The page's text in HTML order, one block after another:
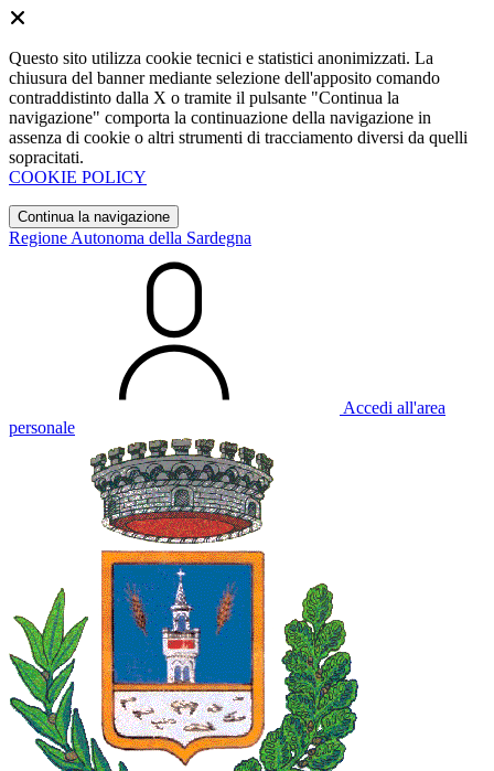
Questo sito utilizza cookie tecnici e statistici anonimizzati. La
chiusura del banner mediante selezione dell'apposito comando
contraddistinto dalla X o tramite il pulsante "Continua la
navigazione" comporta la continuazione della navigazione in
assenza di cookie o altri strumenti di tracciamento diversi da quelli
sopracitati.
COOKIE POLICY
Continua la navigazione
Regione Autonoma della Sardegna
Accedi all'area
personale